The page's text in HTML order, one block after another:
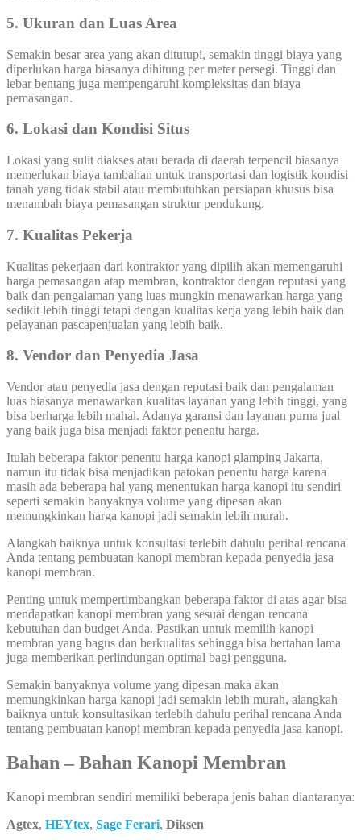
5. Ukuran dan Luas Area
Semakin besar area yang akan ditutupi, semakin tinggi biaya yang
diperlukan harga biasanya dihitung per meter persegi. Tinggi dan
lebar bentang juga mempengaruhi kompleksitas dan biaya
pemasangan.
6. Lokasi dan Kondisi Situs
Lokasi yang sulit diakses atau berada di daerah terpencil biasanya
memerlukan biaya tambahan untuk transportasi dan logistik kondisi
tanah yang tidak stabil atau membutuhkan persiapan khusus bisa
menambah biaya pemasangan struktur pendukung.
7. Kualitas Pekerja
Kualitas pekerjaan dari kontraktor yang dipilih akan memengaruhi
harga pemasangan atap membran, kontraktor dengan reputasi yang
baik dan pengalaman yang luas mungkin menawarkan harga yang
sedikit lebih tinggi tetapi dengan kualitas kerja yang lebih baik dan
pelayanan pascapenjualan yang lebih baik.
8. Vendor dan Penyedia Jasa
Vendor atau penyedia jasa dengan reputasi baik dan pengalaman
luas biasanya menawarkan kualitas layanan yang lebih tinggi, yang
bisa berharga lebih mahal. Adanya garansi dan layanan purna jual
yang baik juga bisa menjadi faktor penentu harga.
Itulah beberapa faktor penentu harga kanopi glamping Jakarta,
namun itu tidak bisa menjadikan patokan penentu harga karena
masih ada beberapa hal yang menentukan harga kanopi itu sendiri
seperti semakin banyaknya volume yang dipesan akan
memungkinkan harga kanopi jadi semakin lebih murah.
Alangkah baiknya untuk konsultasi terlebih dahulu perihal rencana
Anda tentang pembuatan kanopi membran kepada penyedia jasa
kanopi membran.
Penting untuk mempertimbangkan beberapa faktor di atas agar bisa
mendapatkan kanopi membran yang sesuai dengan rencana
kebutuhan dan budget Anda. Pastikan untuk memilih kanopi
membran yang bagus dan berkualitas sehingga bisa bertahan lama
juga memberikan perlindungan optimal bagi pengguna.
Semakin banyaknya volume yang dipesan maka akan
memungkinkan harga kanopi jadi semakin lebih murah, alangkah
baiknya untuk konsultasikan terlebih dahulu perihal rencana Anda
tentang pembuatan kanopi membran kepada penyedia jasa kanopi.
Bahan – Bahan Kanopi Membran
Kanopi membran sendiri memiliki beberapa jenis bahan diantaranya:
Agtex, HEYtex, Sage Ferari, Diksen